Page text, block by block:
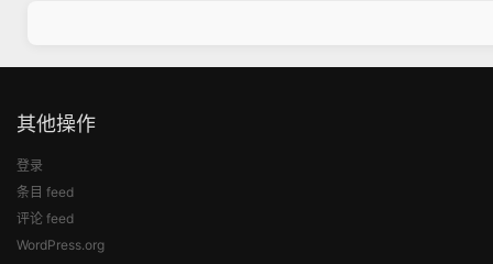
其他操作
登录
条目 feed
评论 feed
WordPress.org